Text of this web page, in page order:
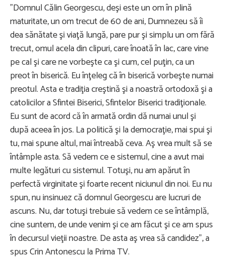
"Domnul Călin Georgescu, deşi este un om în plină
maturitate, un om trecut de 60 de ani, Dumnezeu să îi
dea sănătate şi viaţă lungă, pare pur şi simplu un om fără
trecut, omul acela din clipuri, care înoată în lac, care vine
pe cal şi care ne vorbeşte ca şi cum, cel puţin, ca un
preot în biserică. Eu înţeleg că în biserică vorbeşte numai
preotul. Asta e tradiţia creştină şi a noastră ortodoxă şi a
catolicilor a Sfintei Biserici, Sfintelor Biserici tradiţionale.
Eu sunt de acord că în armată ordin dă numai unul şi
după aceea în jos. La politică şi la democraţie, mai spui şi
tu, mai spune altul, mai întreabă ceva. Aş vrea mult să se
întâmple asta. Să vedem ce e sistemul, cine a avut mai
multe legături cu sistemul. Totuşi, nu am apărut în
perfectă virginitate şi foarte recent niciunul din noi. Eu nu
spun, nu insinuez că domnul Georgescu are lucruri de
ascuns. Nu, dar totuşi trebuie să vedem ce se întâmplă,
cine suntem, de unde venim şi ce am făcut şi ce am spus
în decursul vieţii noastre. De asta aş vrea să candidez", a
spus Crin Antonescu la Prima TV.